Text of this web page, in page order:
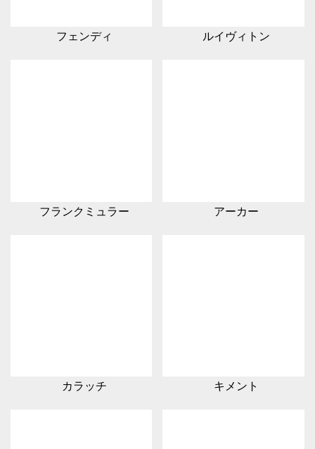
フェンディ ルイヴィトン
フランクミュラー アーカー
カラッチ キメント